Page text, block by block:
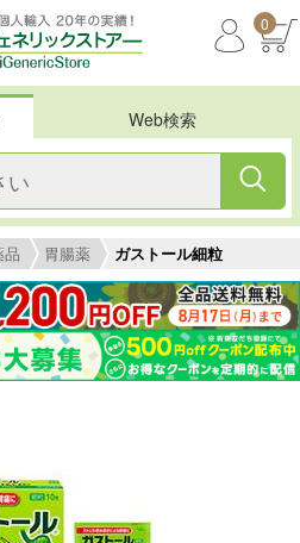
0
Web検索
品 胃腸薬 ガストール細粒